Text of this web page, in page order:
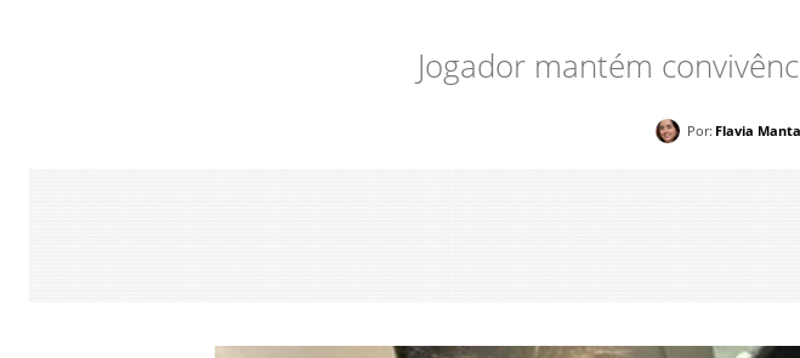
Jogador mantém
Por: Flavia Manta